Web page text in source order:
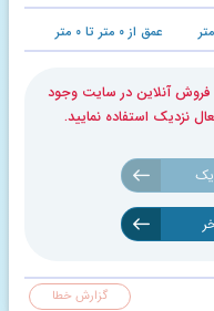
متر عمق از۰ متر تا۰ متر
آنلاین در سایت وجود
نزدیک استفاده نمایید.
گزارش خطا